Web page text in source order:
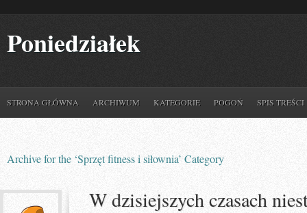
Poniedziałek
STRONA GŁÓWNA ARCHIWUM KATEGORIE POGOŃ SPIS TREŚCI
Archive for the ‘Sprzęt fitness i siłownia’ Category
W dzisiejszych czasach